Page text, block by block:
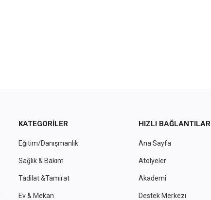
KATEGORILER
Eğitim/Danışmanlık
Sağlık & Bakım
Tadilat &Tamirat
Ev & Mekan
HIZLI BAĞLANTILAR
Ana Sayfa
Atölyeler
Akademi
Destek Merkezi